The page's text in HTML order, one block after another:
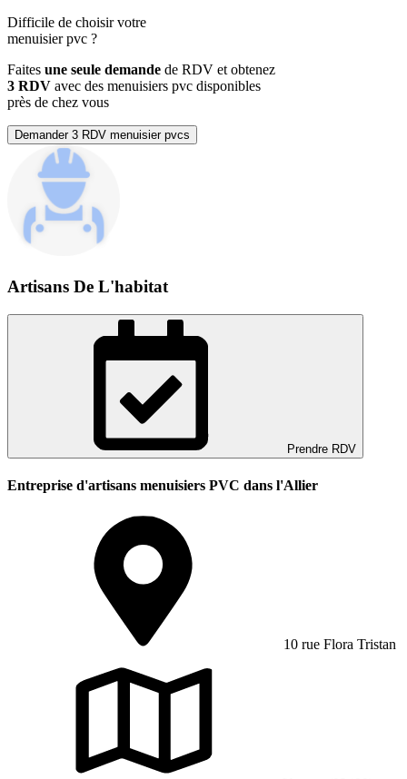
Difficile de choisir votre
menuisier pvc ?
Faites une seule demande de RDV et obtenez
3 RDV avec des menuisiers pvc disponibles
près de chez vous
Demander 3 RDV menuisier pvcs
Artisans De L'habitat
Prendre RDV
Entreprise d'artisans menuisiers PVC dans l'Allier
10 rue Flora Tristan